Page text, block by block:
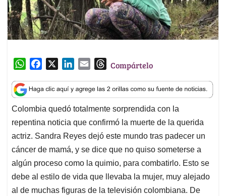
W
a
t
s
A
p
p
c
e
b
o
o
k
n
k
e
d
I
n
a
i
l
T
r
e
a
d
s
Compártelo
Colombia quedó totalmente sorprendida con la
repentina noticia que confirmó la muerte de la querida
actriz. Sandra Reyes dejó este mundo tras padecer un
cáncer de mamá, y se dice que no quiso someterse a
algún proceso como la quimio, para combatirlo. Esto se
debe al estilo de vida que llevaba la mujer, muy alejado
al de muchas figuras de la televisión colombiana. De